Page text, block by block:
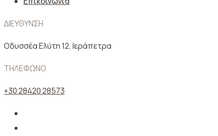
ΔΙΕΥΘΥΝΣΗ
Oδυσσέα Ελύτη 12, Ιεράπετρα
ΤΗΛΕΦΩΝΟ
+30 28420 28573